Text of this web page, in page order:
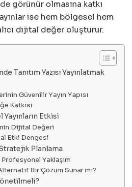
görünür olmasına katkı
ise hem bölgesel hem
dijital değer oluşturur.
Tanıtım Yazısı Yayınlatmak
Güvenilir Yayın Yapısı
Katkısı
Yayınların Etkisi
Dijital Değeri
Etki Dengesi
Stratejik Planlama
Yaklaşım
Bir Çözüm Sunar mı?